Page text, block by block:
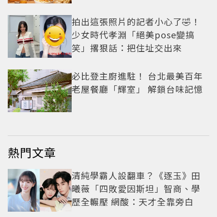
拍出這張照片的記者小心了🤣！
少女時代孝淵「絕美pose變搞
笑」撂狠話：把住址交出來
必比登主廚進駐！ 台北最美百年
老屋餐廳「輝室」 解鎖台味記憶
熱門文章
清純學霸人設翻車？《逐玉》田
曦薇「四敗愛因斯坦」智商、學
歷全輾壓 網酸：天才全靠旁白